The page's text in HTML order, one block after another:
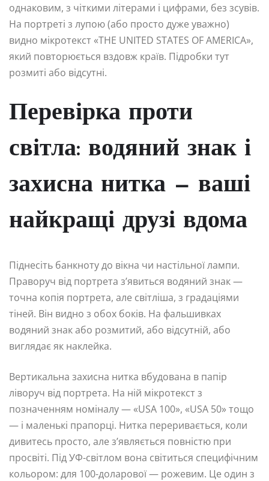
однаковим, з чіткими літерами і цифрами, без зсувів.
На портреті з лупою (або просто дуже уважно)
видно мікротекст «THE UNITED STATES OF AMERICA»,
який повторюється вздовж країв. Підробки тут
розмиті або відсутні.
Перевірка проти
світла: водяний знак і
захисна нитка — ваші
найкращі друзі вдома
Піднесіть банкноту до вікна чи настільної лампи.
Праворуч від портрета з’явиться водяний знак —
точна копія портрета, але світліша, з градаціями
тіней. Він видно з обох боків. На фальшивках
водяний знак або розмитий, або відсутній, або
виглядає як наклейка.
Вертикальна захисна нитка вбудована в папір
ліворуч від портрета. На ній мікротекст з
позначенням номіналу — «USA 100», «USA 50» тощо
— і маленькі прапорці. Нитка переривається, коли
дивитесь просто, але з’являється повністю при
просвіті. Під УФ-світлом вона світиться специфічним
кольором: для 100-доларової — рожевим. Це один з